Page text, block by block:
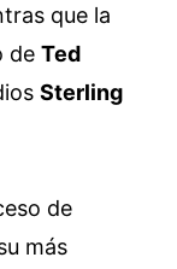
que la
de Ted
Sterling
de
más